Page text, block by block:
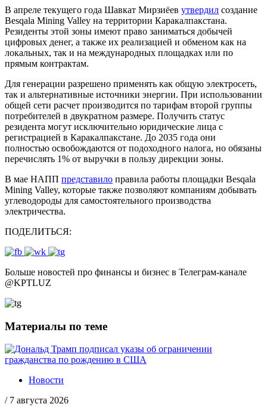
В апреле текущего года Шавкат Мирзиёев утвердил создание
Besqala Mining Valley на территории Каракалпакстана.
Резиденты этой зоны имеют право заниматься добычей
цифровых денег, а также их реализацией и обменом как на
локальных, так и на международных площадках или по
прямым контрактам.
Для генерации разрешено применять как общую электросеть,
так и альтернативные источники энергии. При использовании
общей сети расчет производится по тарифам второй группы
потребителей в двукратном размере. Получить статус
резидента могут исключительно юридические лица с
регистрацией в Каракалпакстане. До 2035 года они
полностью освобождаются от подоходного налога, но обязаны
перечислять 1% от выручки в пользу дирекции зоны.
В мае НАПП представило правила работы площадки Besqala
Mining Valley, которые также позволяют компаниям добывать
углеводороды для самостоятельного производства
электричества.
ПОДЕЛИТЬСЯ:
Больше новостей про финансы и бизнес в Телеграм-канале
@KPTLUZ
Материалы по теме
Новости
/ 7 августа 2026